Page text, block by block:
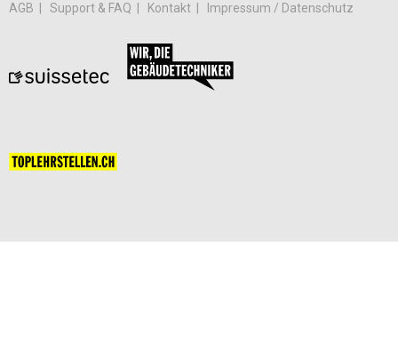
AGB Support & FAQ Kontakt Impressum / Datenschutz